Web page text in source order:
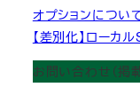
オプションについ
【差別化】ローカ
お問い合わせ（掲